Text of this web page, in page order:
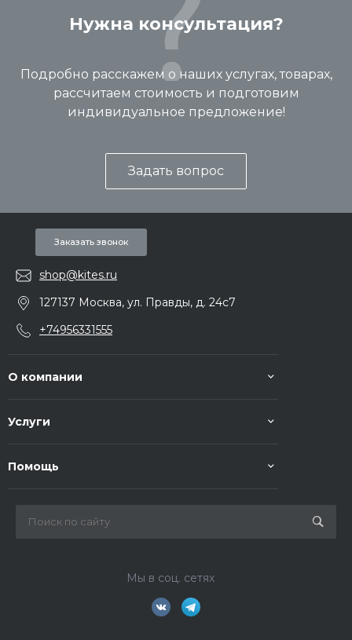
Нужна консультация?
Подробно расскажем о наших услугах, товарах,
рассчитаем стоимость и подготовим
индивидуальное предложение!
Задать вопрос
Заказать звонок
shop@kites.ru
127137 Москва, ул. Правды, д. 24с7
+74956331555
О компании
Услуги
Помощь
Мы в соц. сетях